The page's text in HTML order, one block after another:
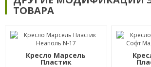
ТОВАРА
Кресло Марсель
Пластик